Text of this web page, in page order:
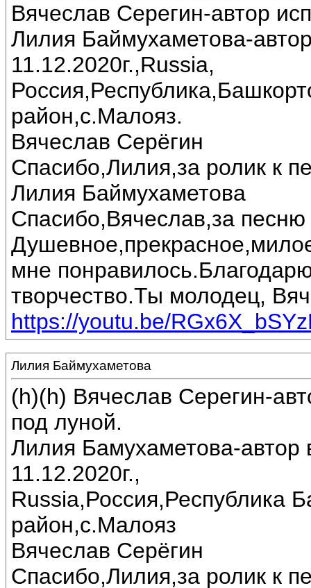
Вячеслав Серегин-автор
Лилия Баймухаметова-
11.12.2020г.,Russia,
район,с.Малояз.
Вячеслав Серёгин
Спасибо,Лилия,за ролик к
Лилия Баймухаметова
Спасибо,Вячеслав,за песню
мне
творчество.Ты молодец,
https://youtu.be/
Лилия Баймухаметова
(h)(h) Вячеслав Серегин-
под луной.
Лилия Бамухаметова-автор
11.12.2020г.,
Russia,Россия,Республика
район,с.Малояз
Вячеслав Серёгин
Спасибо,Лилия,за ролик к